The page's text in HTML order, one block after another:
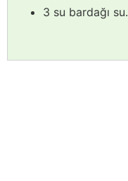
3 su bardağı su.